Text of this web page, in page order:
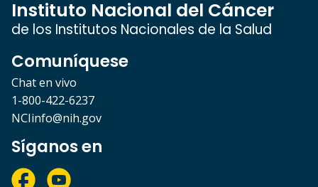
Instituto Nacional del Cáncer
de los Institutos Nacionales de la Salud
Comuníquese
Chat en vivo
1-800-422-6237
NCIinfo@nih.gov
Síganos en